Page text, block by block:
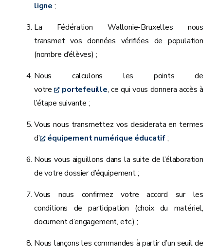
ligne ‍;
La Fédération Wallonie-Bruxelles nous
transmet vos données vérifiées de population
(nombre d’élèves) ‍;
Nous calculons les points de
votre
portefeuille, ce qui vous donnera accès à
l’étape suivante ;
Vous nous transmettez vos desiderata en termes
d’
équipement numérique éducatif‍;
Nous vous aiguillons dans la suite de l’élaboration
de votre dossier d’équipement ;
Vous nous confirmez votre accord sur les
conditions de participation (choix du matériel,
document d’engagement, etc.) ‍;
Nous lançons les commandes à partir d’un seuil de